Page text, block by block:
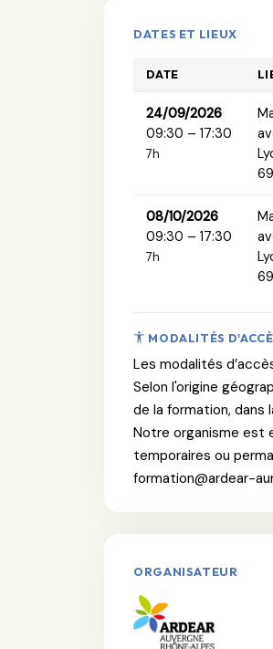
DATES ET LIEUX
DATE
24/09/2026
09:30 – 17:30
7h
08/10/2026
09:30 – 17:30
7h
MODALITÉS
Les modalités
Selon l'origine
de la formation, dans
Notre organisme est
temporaires ou
formation@ardear-
ORGANISATEUR